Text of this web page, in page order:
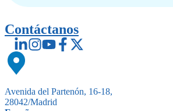
Contáctanos
Avenida del Partenón, 16-18,
28042/Madrid